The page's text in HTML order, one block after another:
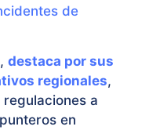
de
destaca por sus
regionales,
a
en